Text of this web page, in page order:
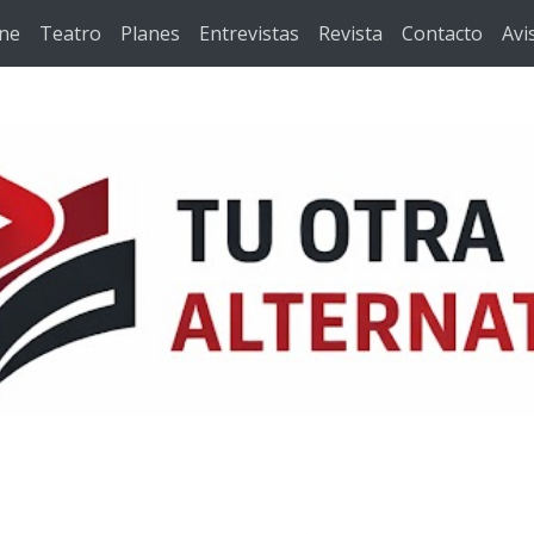
Teatro Planes Entrevistas Revista Contacto